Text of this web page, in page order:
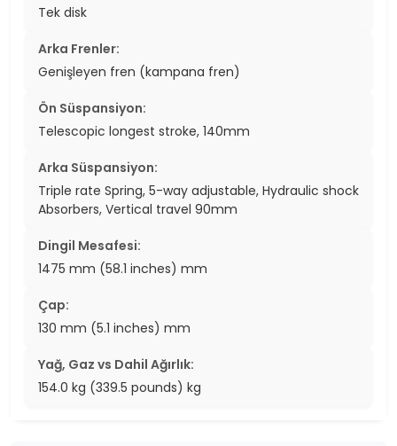
Tek disk
Arka Frenler:
Genişleyen fren (kampana fren)
Ön Süspansiyon:
Telescopic longest stroke, 140mm
Arka Süspansiyon:
Triple rate Spring, 5-way adjustable, Hydraulic shock
Absorbers, Vertical travel 90mm
Dingil Mesafesi:
1475 mm (58.1 inches) mm
Çap:
130 mm (5.1 inches) mm
Yağ, Gaz vs Dahil Ağırlık:
154.0 kg (339.5 pounds) kg